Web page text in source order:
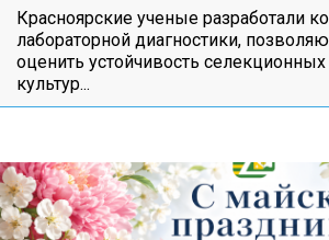
Красноярские ученые разработали
лабораторной диагностики,
оценить устойчивость
культур...